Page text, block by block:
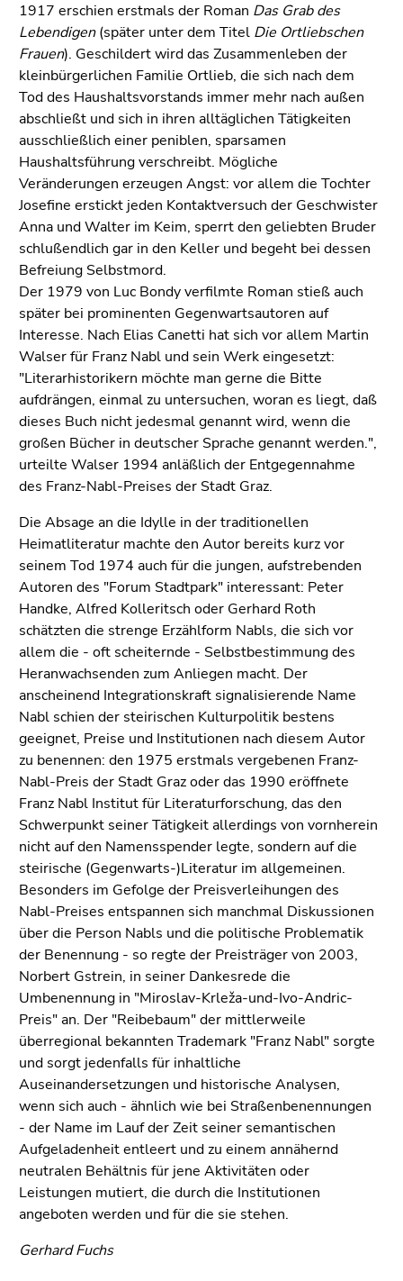
1917 erschien erstmals der Roman Das Grab des
Lebendigen(später unter dem Titel Die Ortliebschen
Frauen). Geschildert wird das Zusammenleben der
kleinbürgerlichen Familie Ortlieb, die sich nach dem
Tod des Haushaltsvorstands immer mehr nach außen
abschließt und sich in ihren alltäglichen Tätigkeiten
ausschließlich einer peniblen, sparsamen
Haushaltsführung verschreibt. Mögliche
Veränderungen erzeugen Angst: vor allem die Tochter
Josefine erstickt jeden Kontaktversuch der Geschwister
Anna und Walter im Keim, sperrt den geliebten Bruder
schlußendlich gar in den Keller und begeht bei dessen
Befreiung Selbstmord.
Der 1979 von Luc Bondy verfilmte Roman stieß auch
später bei prominenten Gegenwartsautoren auf
Interesse. Nach Elias Canetti hat sich vor allem Martin
Walser für Franz Nabl und sein Werk eingesetzt:
"Literarhistorikern möchte man gerne die Bitte
aufdrängen, einmal zu untersuchen, woran es liegt, daß
dieses Buch nicht jedesmal genannt wird, wenn die
großen Bücher in deutscher Sprache genannt werden.",
urteilte Walser 1994 anläßlich der Entgegennahme
des Franz-Nabl-Preises der Stadt Graz.
Die Absage an die Idylle in der traditionellen
Heimatliteratur machte den Autor bereits kurz vor
seinem Tod 1974 auch für die jungen, aufstrebenden
Autoren des "Forum Stadtpark" interessant: Peter
Handke, Alfred Kolleritsch oder Gerhard Roth
schätzten die strenge Erzählform Nabls, die sich vor
allem die - oft scheiternde - Selbstbestimmung des
Heranwachsenden zum Anliegen macht. Der
anscheinend Integrationskraft signalisierende Name
Nabl schien der steirischen Kulturpolitik bestens
geeignet, Preise und Institutionen nach diesem Autor
zu benennen: den 1975 erstmals vergebenen Franz-
Nabl-Preis der Stadt Graz oder das 1990 eröffnete
Franz Nabl Institut für Literaturforschung, das den
Schwerpunkt seiner Tätigkeit allerdings von vornherein
nicht auf den Namensspender legte, sondern auf die
steirische (Gegenwarts-)Literatur im allgemeinen.
Besonders im Gefolge der Preisverleihungen des
Nabl-Preises entspannen sich manchmal Diskussionen
über die Person Nabls und die politische Problematik
der Benennung - so regte der Preisträger von 2003,
Norbert Gstrein, in seiner Dankesrede die
Umbenennung in "Miroslav-Krleža-und-Ivo-Andric-
Preis" an. Der "Reibebaum" der mittlerweile
überregional bekannten Trademark "Franz Nabl" sorgte
und sorgt jedenfalls für inhaltliche
Auseinandersetzungen und historische Analysen,
wenn sich auch - ähnlich wie bei Straßenbenennungen
- der Name im Lauf der Zeit seiner semantischen
Aufgeladenheit entleert und zu einem annähernd
neutralen Behältnis für jene Aktivitäten oder
Leistungen mutiert, die durch die Institutionen
angeboten werden und für die sie stehen.
Gerhard Fuchs